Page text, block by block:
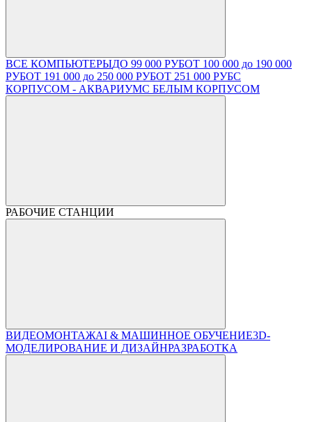
ВСЕ КОМПЬЮТЕРЫДО 99 000 РУБОТ 100 000 до 190 000
РУБОТ 191 000 до 250 000 РУБОТ 251 000 РУБС
КОРПУСОМ - АКВАРИУМС БЕЛЫМ КОРПУСОМ
РАБОЧИЕ СТАНЦИИ
ВИДЕОМОНТАЖAI & МАШИННОЕ ОБУЧЕНИЕ3D-
МОДЕЛИРОВАНИЕ И ДИЗАЙНРАЗРАБОТКА